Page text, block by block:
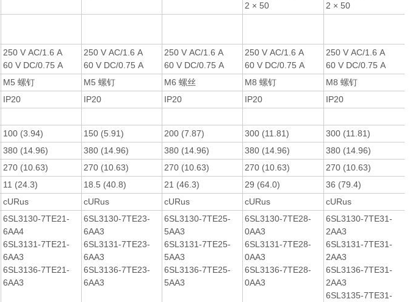
2 × 50
2 × 50
250 V AC/1.6 A
60 V DC/0.75 A
250 V AC/1.6 A
60 V DC/0.75 A
250 V AC/1.6 A
60 V DC/0.75 A
250 V AC/1.6 A
60 V DC/0.75 A
250 V AC/1.6 A
60 V DC/0.75 A
M5 螺钉 M5 螺钉 M6 螺丝 M8 螺钉
M8 螺钉
IP20 IP20 IP20 IP20
IP20
100 (3.94) 150 (5.91) 200 (7.87) 300 (11.81)
300 (11.81)
380 (14.96) 380 (14.96) 380 (14.96) 380 (14.96)
380 (14.96)
270 (10.63) 270 (10.63) 270 (10.63) 270 (10.63)
270 (10.63)
11 (24.3) 18.5 (40.8) 21 (46.3) 29 (64.0)
36 (79.4)
cURus cURus cURus cURus
cURus
6SL3130-7TE21-
6AA4
6SL3131-7TE21-
6AA3
6SL3136-7TE21-
6AA3
6SL3130-7TE23-
6AA3
6SL3131-7TE23-
6AA3
6SL3136-7TE23-
6AA3
6SL3130-7TE25-
5AA3
6SL3131-7TE25-
5AA3
6SL3136-7TE25-
5AA3
6SL3130-7TE28-
0AA3
6SL3131-7TE28-
0AA3
6SL3136-7TE28-
0AA3
6SL3130-7TE31-
2AA3
6SL3131-7TE31-
2AA3
6SL3136-7TE31-
2AA3
6SL3135-7TE31-